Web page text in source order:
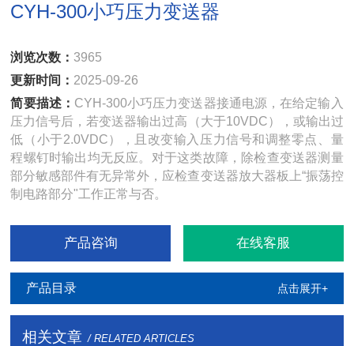
CYH-300小巧压力变送器
浏览次数：3965
更新时间： 2025-09-26
简要描述： CYH-300小巧压力变送器接通电源，在给定输入
压力信号后，若变送器输出过高（大于10VDC），或输出过
低（小于2.0VDC），且改变输入压力信号和调整零点、量
程螺钉时输出均无反应。对于这类故障，除检查变送器测量
部分敏感部件有无异常外，应检查变送器放大器板上“振荡控
制电路部分"工作正常与否。
产品咨询 在线客服
产品目录 点击展开+
相关文章 / RELATED ARTICLES